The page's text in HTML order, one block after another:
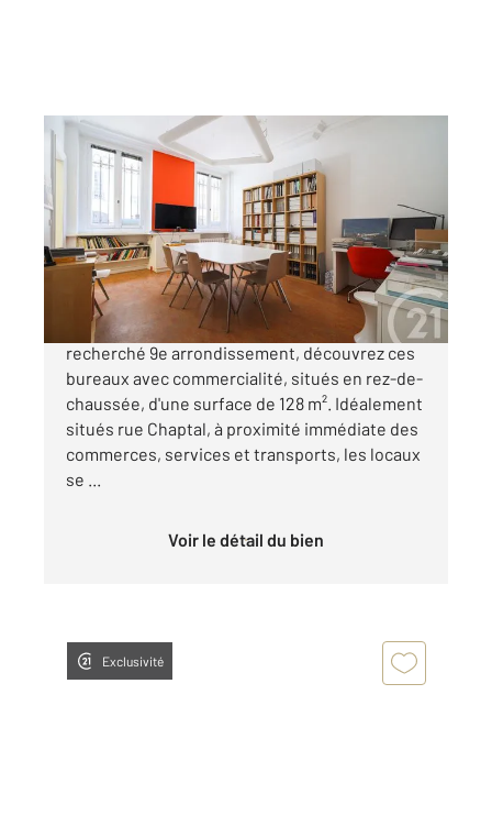
PARIS 75009
128,38 m2, 5 pièces
Ref : 2669
Appartement F5 à vendre
1 270 000 €
Paris 9e Rue Chaptal Au cœur du très
recherché 9e arrondissement, découvrez ces
bureaux avec commercialité, situés en rez-de-
chaussée, d'une surface de 128 m². Idéalement
situés rue Chaptal, à proximité immédiate des
commerces, services et transports, les locaux
se ...
Voir le détail du bien
Exclusivité